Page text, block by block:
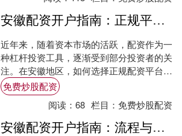
安徽配资开户指南：正规平台与流程解析
近年来，随着资本市场的活跃，配资作为一
种杠杆投资工具，逐渐受到部分投资者的关
注。在安徽地区，如何选择正规配资平台并
顺利完成开户，成为许多投资者关心的问
题。本文将....
免费炒股配资
阅读：68 栏目：免费炒股配资
安徽配资开户指南：流程与注意事项